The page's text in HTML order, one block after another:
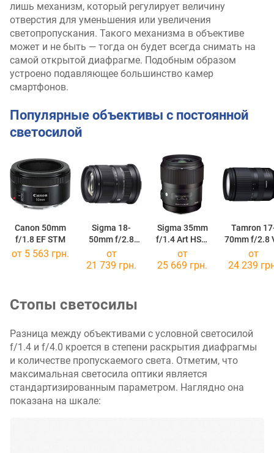
лишь механизм, который регулирует величину
отверстия для уменьшения или увеличения
светопропускания. Такого механизма в объективе
может и не быть — тогда он будет всегда снимать на
самой открытой диафрагме. Подобным образом
устроено подавляющее большинство камер
смартфонов.
Популярные объективы с постоянной
светосилой
Canon 50mm
f/1.8 EF STM
Sigma 18-
50mm f/2.8
Contemporary
DC DN
Sigma 35mm
f/1.4 Art HSM
DG
Tamron
70mm f/2.8
RXD Di III-
от 5 563 грн.
от
21 739 грн.
от
25 669 грн.
от
24 239
Стопы светосилы
Разница между объективами с условной светосилой
f/1.4 и f/4.0 кроется в степени раскрытия диафрагмы
и количестве пропускаемого света. Отметим, что
максимальная светосила оптики является
стандартизированным параметром. Наглядно она
показана на шкале: